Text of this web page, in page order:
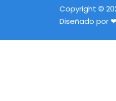
Copyright ©
Diseñado por ❤